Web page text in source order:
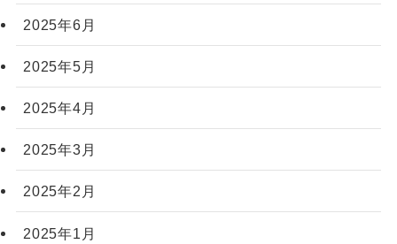
2025年6月
2025年5月
2025年4月
2025年3月
2025年2月
2025年1月